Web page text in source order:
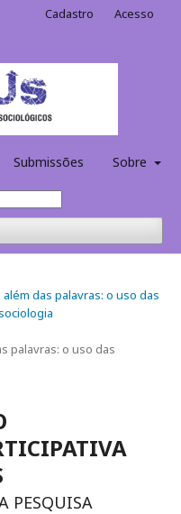
Submissões Sobre
Cadastro Acesso
das palavras: o uso das
palavras: o uso das
PESQUISA